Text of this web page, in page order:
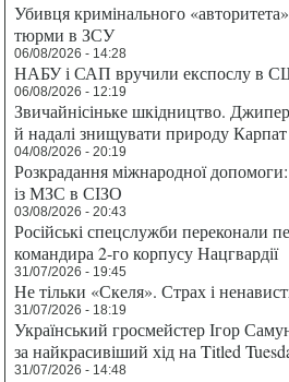
Убивця кримінального
тюрми в ЗСУ
06/08/2026 - 14:28
НАБУ і САП вручили експослу в
06/08/2026 - 12:19
Звичайнісіньке шкідництво.
й надалі знищувати природу Карпат
04/08/2026 - 20:19
Розкрадання міжнародної
із МЗС в СІЗО
03/08/2026 - 20:43
Російські спецслужби переконали
командира 2-го корпусу Нацгвардії
31/07/2026 - 19:45
Не тільки «Скеля». Страх і
31/07/2026 - 18:19
Український гросмейстер Ігор
за найкрасивіший хід на Titled
31/07/2026 - 14:48